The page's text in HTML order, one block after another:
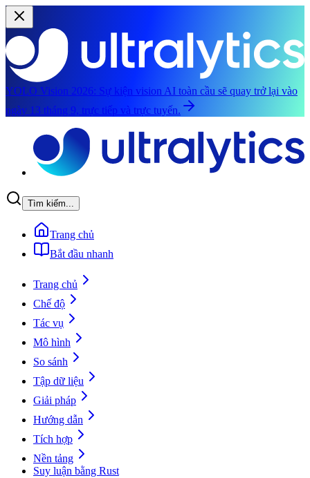
YOLO Vision 2026: Sự kiện vision AI toàn cầu sẽ quay trở lại vào
ngày 13 tháng 9, trực tiếp và trực tuyến.
Tìm kiếm...
Trang chủ
Bắt đầu nhanh
Trang chủ
Chế độ
Tác vụ
Mô hình
So sánh
Tập dữ liệu
Giải pháp
Hướng dẫn
Tích hợp
Nền tảng
Suy luận bằng Rust